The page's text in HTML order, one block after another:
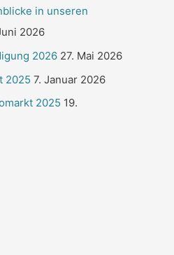
in unseren
2026
2026 27. Mai 2026
2025 7. Januar 2026
2025 19.